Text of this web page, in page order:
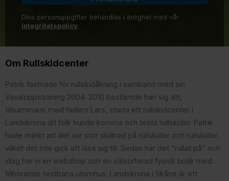
Dina personuppgifter behandlas i enlighet med vår
integritetspolicy.
Om Rullskidcenter
Patrik fastnade för rullskidåkning i samband med sin
Vasaloppsträning 2004. 2010 bestämde han sig att,
tillsammans med fadern Lars, starta ett rullskidcenter i
Landskrona dit folk kunde komma och testa rullskidor. Patrik
hade märkt att det var stor skillnad på rullskidor och rullskidor,
vilket det inte gick att läsa sig till. Sedan har det "rullat på" och
idag har vi en webshop och en välsorterad fysisk butik med
tillhörande testbana utomhus. Landskrona i Skåne är ett